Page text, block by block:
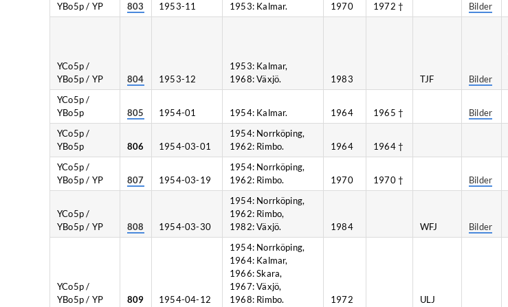
YBo5p / YP
803 1953-11 1953: Kalmar. 1970 1972 † Bilder
YCo5p /
YBo5p / YP
804 1953-12
1953: Kalmar,
1968: Växjö.
1983 TJF Bilder
YCo5p /
YBo5p
805 1954-01 1954: Kalmar. 1964 1965 † Bilder
YCo5p /
YBo5p
806 1954-03-01
1954: Norrköping,
1962: Rimbo.
1964 1964 †
YCo5p /
YBo5p / YP
807 1954-03-19
1954: Norrköping,
1962: Rimbo.
1970 1970 † Bilder
YCo5p /
YBo5p / YP
808 1954-03-30
1954: Norrköping,
1962: Rimbo,
1982: Växjö.
1984 WFJ Bilder
YCo5p /
YBo5p / YP
809 1954-04-12
1954: Norrköping,
1964: Kalmar,
1966: Skara,
1967: Växjö,
1968: Rimbo.
1972 ULJ